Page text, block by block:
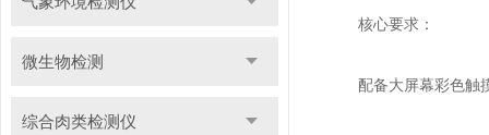
微生物检测
综合肉类检测仪
核心要求：
配备大屏幕彩色触摸